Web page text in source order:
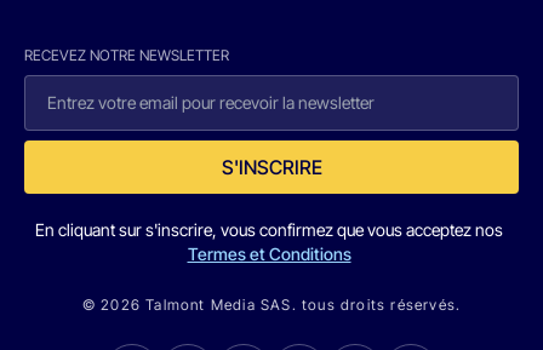
RECEVEZ NOTRE NEWSLETTER
S'INSCRIRE
En cliquant sur s'inscrire, vous confirmez que vous acceptez nos
Termes et Conditions
© 2026 Talmont Media SAS. tous droits réservés.